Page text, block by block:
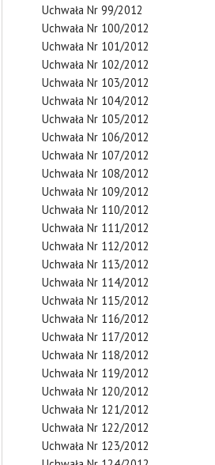
Uchwała Nr 99/2012
Uchwała Nr 100/2012
Uchwała Nr 101/2012
Uchwała Nr 102/2012
Uchwała Nr 103/2012
Uchwała Nr 104/2012
Uchwała Nr 105/2012
Uchwała Nr 106/2012
Uchwała Nr 107/2012
Uchwała Nr 108/2012
Uchwała Nr 109/2012
Uchwała Nr 110/2012
Uchwała Nr 111/2012
Uchwała Nr 112/2012
Uchwała Nr 113/2012
Uchwała Nr 114/2012
Uchwała Nr 115/2012
Uchwała Nr 116/2012
Uchwała Nr 117/2012
Uchwała Nr 118/2012
Uchwała Nr 119/2012
Uchwała Nr 120/2012
Uchwała Nr 121/2012
Uchwała Nr 122/2012
Uchwała Nr 123/2012